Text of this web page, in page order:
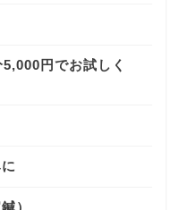
円でお試しく
）